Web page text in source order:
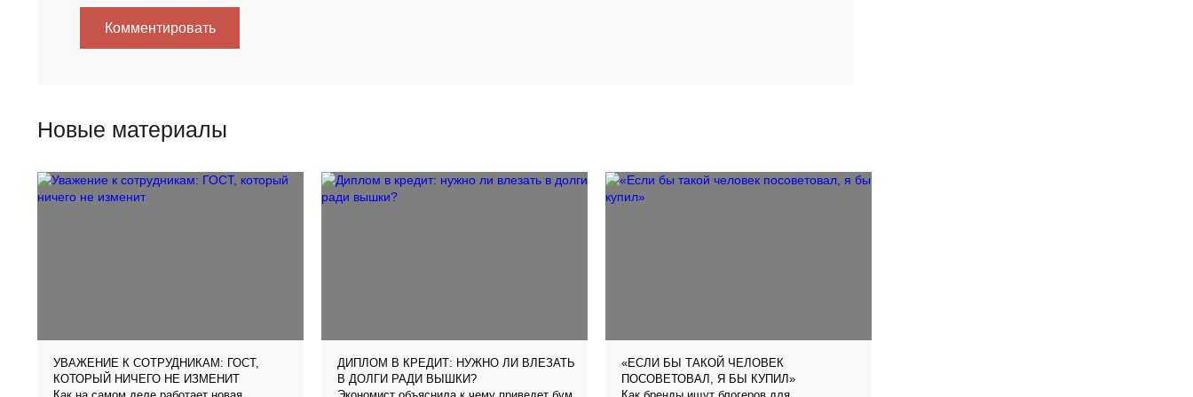
Комментировать
Новые материалы
УВАЖЕНИЕ К СОТРУДНИКАМ: ГОСТ,
КОТОРЫЙ НИЧЕГО НЕ ИЗМЕНИТ
ДИПЛОМ В КРЕДИТ: НУЖНО ЛИ ВЛЕЗАТЬ
В ДОЛГИ РАДИ ВЫШКИ?
«ЕСЛИ БЫ ТАКОЙ ЧЕЛОВЕК
ПОСОВЕТОВАЛ, Я БЫ КУПИЛ»